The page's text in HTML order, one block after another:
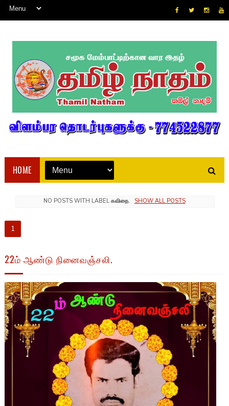
HOME
NO POSTS WITH LABELகவிதை. SHOW ALL POSTS
1
22ம் ஆண்டு நினைவஞ்சலி.